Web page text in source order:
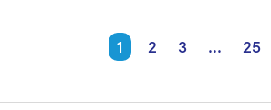
1 2 3 ... 25